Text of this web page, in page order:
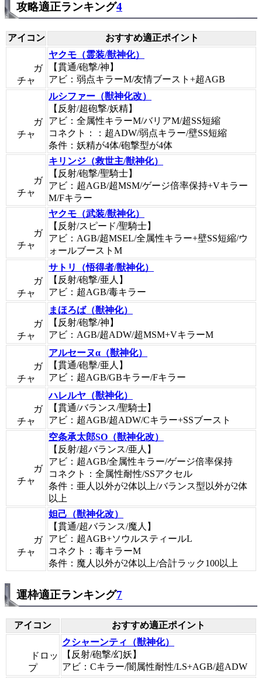
攻略適正ランキング4
アイコン おすすめ適正ポイント
ガ
チャ
ヤクモ（霊装/獣神化）
【貫通/砲撃/神】
アビ：弱点キラーM/友情ブースト+超AGB
ガ
チャ
ルシファー（獣神化改）
【反射/超砲撃/妖精】
アビ：全属性キラーM/バリアM/超SS短縮
コネクト：：超ADW/弱点キラー/壁SS短縮
条件：妖精が4体/砲撃型が4体
ガ
チャ
キリンジ（救世主/獣神化）
【反射/砲撃/聖騎士】
アビ：超AGB/超MSM/ゲージ倍率保持+Vキラー
M/Fキラー
ガ
チャ
ヤクモ（武装/獣神化）
【反射/スピード/聖騎士】
アビ：AGB/超MSEL/全属性キラー+壁SS短縮/ウ
ォールブーストM
ガ
チャ
サトリ（悟得者/獣神化）
【反射/砲撃/亜人】
アビ：超AGB/毒キラー
ガ
チャ
まほろば（獣神化）
【反射/砲撃/神】
アビ：AGB/超ADW/超MSM+VキラーM
ガ
チャ
アルセーヌα（獣神化）
【貫通/砲擊/亜人】
アビ：超AGB/GBキラー/Fキラー
ガ
チャ
ハレルヤ（獣神化）
【貫通/バランス/聖騎士】
アビ：超AGB/超ADW/Cキラー+SSブースト
ガ
チャ
空条承太郎SO（獣神化改）
【反射/超バランス/亜人】
アビ：超AGB/全属性キラー/ゲージ倍率保持
コネクト：全属性耐性/SSアクセル
条件：亜人以外が2体以上/バランス型以外が2体
以上
ガ
チャ
妲己（獣神化改）
【貫通/超バランス/魔人】
アビ：超AGB+ソウルスティールL
コネクト：毒キラーM
条件：魔人以外が2体以上/合計ラック100以上
運枠適正ランキング7
アイコン おすすめ適正ポイント
ドロッ
プ
クシャーンティ（獣神化）
【反射/砲撃/幻妖】
アビ：Cキラー/闇属性耐性/LS+AGB/超ADW